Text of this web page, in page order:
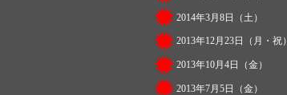
2014年3月8日（土）
2013年12月23日（月・祝）
2013年10月4日（金）
2013年7月5日（金）